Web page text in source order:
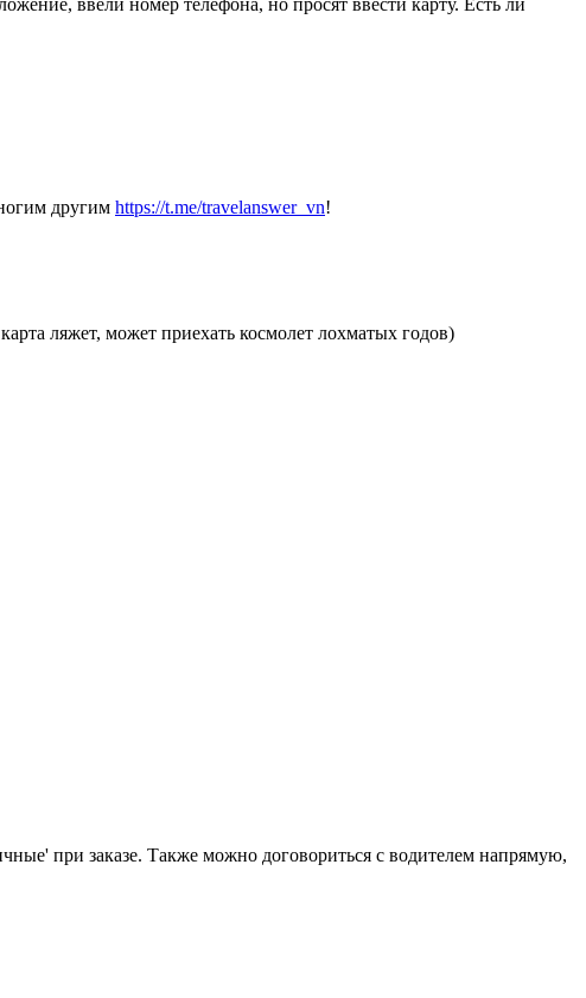
другим https://t.me/travelanswer_vn!
ляжет, может приехать космолет лохматых годов)
при заказе. Также можно договориться с водителем напрямую,